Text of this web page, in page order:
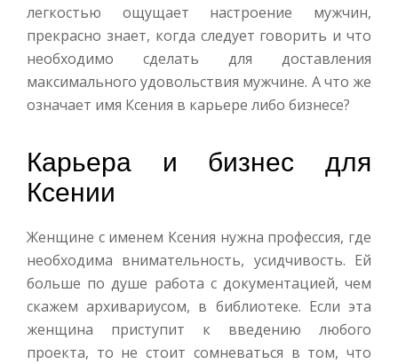
легкостью ощущает настроение мужчин,
прекрасно знает, когда следует говорить и что
необходимо сделать для доставления
максимального удовольствия мужчине. А что же
означает имя Ксения в карьере либо бизнесе?
Карьера и бизнес для
Ксении
Женщине с именем Ксения нужна профессия, где
необходима внимательность, усидчивость. Ей
больше по душе работа с документацией, чем
скажем архивариусом, в библиотеке. Если эта
женщина приступит к введению любого
проекта, то не стоит сомневаться в том, что